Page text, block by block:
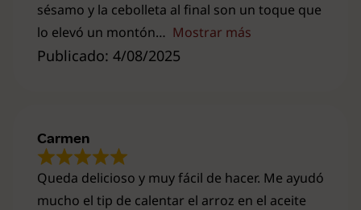
Publicado: 4/08/2025
sésamo y la cebolleta al final son un toque que
lo elevó un montón
Mostrar más
Queda delicioso y muy fácil de hacer. Me ayudó
mucho el tip de calentar el arroz en el aceite
Carmen